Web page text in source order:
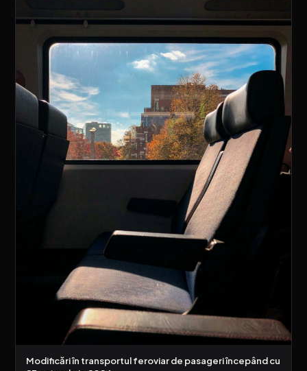
Modificări în transportul feroviar de pasageri începând cu